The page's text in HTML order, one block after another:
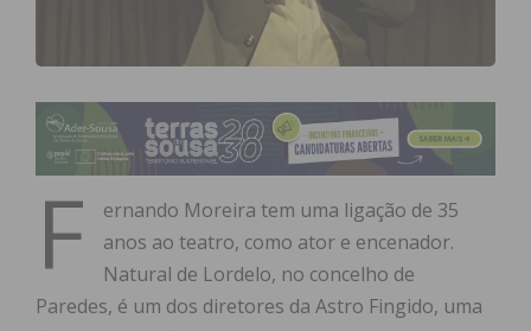
F
ernando Moreira tem uma ligação de 35
anos ao teatro, como ator e encenador.
Natural de Lordelo, no concelho de
Paredes, é um dos diretores da Astro Fingido, uma